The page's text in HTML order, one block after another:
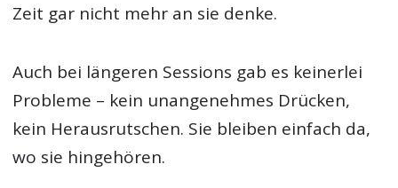
Zeit gar nicht mehr an sie denke.
Auch bei längeren Sessions gab es keinerlei
Probleme – kein unangenehmes Drücken,
kein Herausrutschen. Sie bleiben einfach da,
wo sie hingehören.